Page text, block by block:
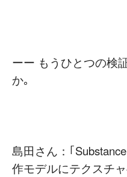
ーー もうひとつの検
か｡
島田さん：｢
作モデルにテクスチ